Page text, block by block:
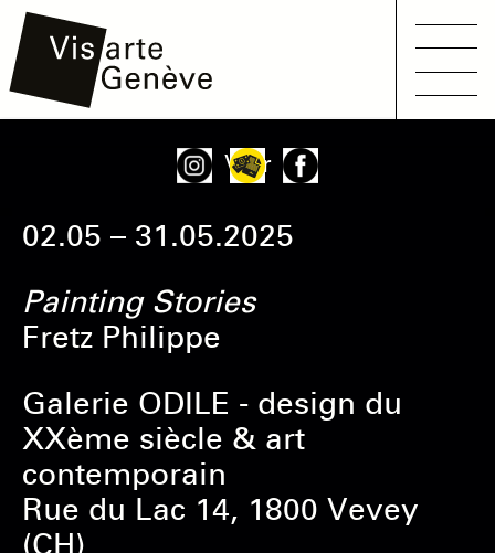
principal
Voir
02.05 – 31.05.2025
Painting Stories
Fretz Philippe
Galerie ODILE - design du
XXème siècle & art
contemporain
Rue du Lac 14, 1800 Vevey